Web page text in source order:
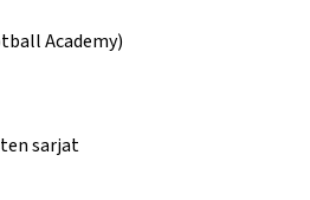
Academy)
sarjat